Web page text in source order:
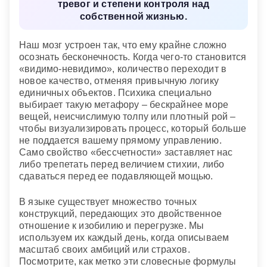
тревог и степени контроля над
собственной жизнью.
Наш мозг устроен так, что ему крайне сложно
осознать бесконечность. Когда чего-то становится
«видимо-невидимо», количество переходит в
новое качество, отменяя привычную логику
единичных объектов. Психика специально
выбирает такую метафору – бескрайнее море
вещей, неисчислимую толпу или плотный рой –
чтобы визуализировать процесс, который больше
не поддается вашему прямому управлению.
Само свойство «бессчетности» заставляет нас
либо трепетать перед величием стихии, либо
сдаваться перед ее подавляющей мощью.
В языке существует множество точных
конструкций, передающих это двойственное
отношение к изобилию и перегрузке. Мы
используем их каждый день, когда описываем
масштаб своих амбиций или страхов.
Посмотрите, как метко эти словесные формулы